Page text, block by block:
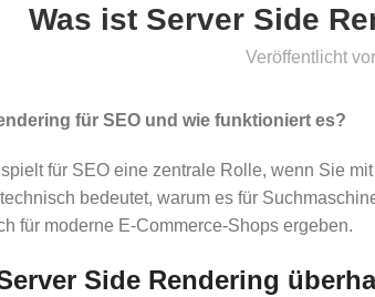
Was ist Server Side
Veröffentlicht
für SEO und wie funktioniert es?
für SEO eine zentrale Rolle, wenn Sie
bedeutet, warum es für
für moderne E‑Commerce-Shops ergeben.
Side Rendering